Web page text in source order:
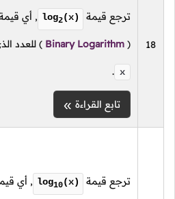
18
ترجع قيمة log2(x) , أي
(
Binary Logarithm
) للعدد
x
.
تابع القراءة
ترجع قيمة log10(x) , أي